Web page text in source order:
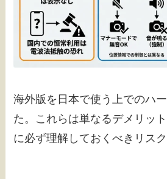
海外版を日本で使う上でのハ
た。これらは単なるデメリッ
に必ず理解しておくべきリスク